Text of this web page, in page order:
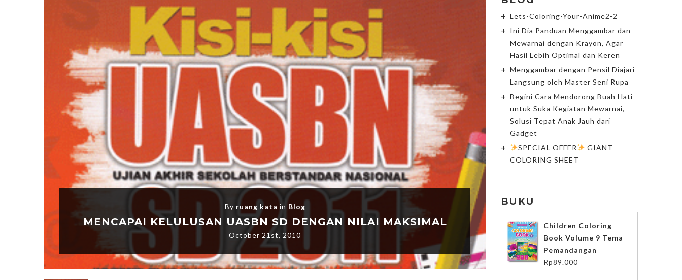
By ruang kata in Blog
MENCAPAI KELULUSAN UASBN SD DENGAN NILAI MAKSIMAL
October 21st, 2010
Lets-Coloring-Your-Anime2-2
Ini Dia Panduan Menggambar dan
Mewarnai dengan Krayon, Agar
Hasil Lebih Optimal dan Keren
Menggambar dengan Pensil Diajari
Langsung oleh Master Seni Rupa
Begini Cara Mendorong Buah Hati
untuk Suka Kegiatan Mewarnai,
Solusi Tepat Anak Jauh dari
Gadget
SPECIAL OFFER
GIANT
COLORING SHEET
BUKU
Children Coloring
Book Volume 9 Tema
Pemandangan
Rp89.000